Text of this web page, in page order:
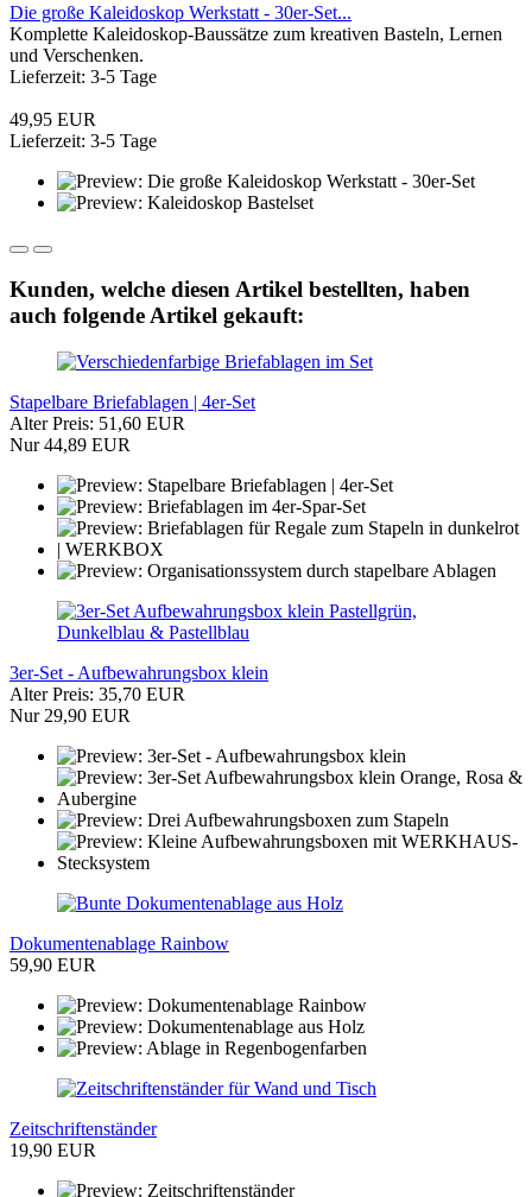
Die große Kaleidoskop Werkstatt - 30er-Set...
Komplette Kaleidoskop-Baussätze zum kreativen Basteln, Lernen
und Verschenken.
Lieferzeit: 3-5 Tage
49,95 EUR
Lieferzeit: 3-5 Tage
Kunden, welche diesen Artikel bestellten, haben
auch folgende Artikel gekauft:
Stapelbare Briefablagen | 4er-Set
Alter Preis: 51,60 EUR
Nur 44,89 EUR
3er-Set - Aufbewahrungsbox klein
Alter Preis: 35,70 EUR
Nur 29,90 EUR
Dokumentenablage Rainbow
59,90 EUR
Zeitschriftenständer
19,90 EUR